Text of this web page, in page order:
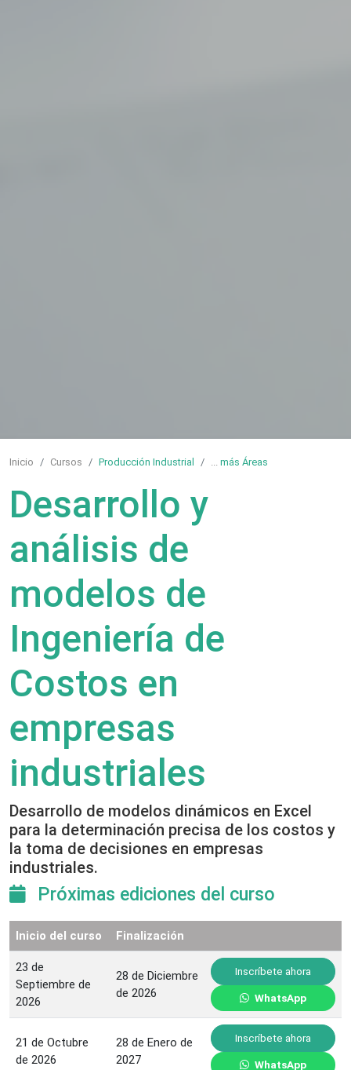
Inicio Cursos Producción Industrial ... más Áreas
Desarrollo y
análisis de
modelos de
Ingeniería de
Costos en
empresas
industriales
Desarrollo de modelos dinámicos en Excel
para la determinación precisa de los costos y
la toma de decisiones en empresas
industriales.
Próximas ediciones del curso
Inicio del curso Finalización
23 de
Septiembre de
2026
28 de Diciembre
de 2026
Inscríbete ahora
WhatsApp
21 de Octubre
de 2026
28 de Enero de
2027
Inscríbete ahora
WhatsApp